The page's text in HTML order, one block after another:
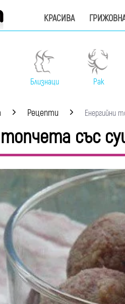
КРАСИВА
Близнаци Рак
Рецепти Енергийни
със